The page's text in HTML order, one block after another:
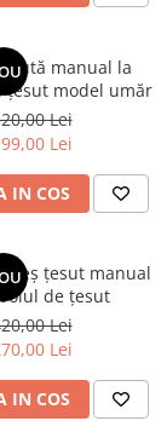
manual la
țesut model umăr
Lei
Lei
IN COS
țesut manual
de țesut
Lei
Lei
IN COS